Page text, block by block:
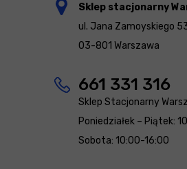
Sklep stacjonarny
ul. Jana Zamoyskiego
03-801 Warszawa
661 331 316
Sklep Stacjonarny
Poniedziałek – Piątek:
Sobota: 10:00-16:00